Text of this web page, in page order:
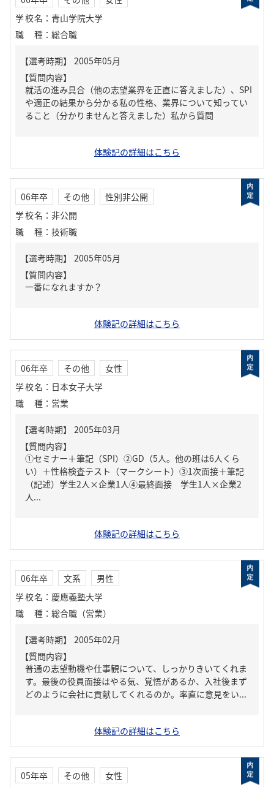
学校名 ： 青山学院大学
職種 ： 総合職
【質問内容】
就活の進み具合（他の志望業界を正直に答えました）、SPI
や適正の結果から分かる私の性格、業界について知ってい
ること（分かりませんと答えました）私から質問
体験記の詳細はこちら
06年卒 その他
性別非公開
学校名 ： 非公開
職種 ： 技術職
【質問内容】
一番になれますか？
体験記の詳細はこちら
06年卒 その他
女性
学校名 ： 日本女子大学
職種 ： 営業
【質問内容】
①セミナー＋筆記（SPI）②GD（5人。他の班は6人くら
い）＋性格検査テスト（マークシート）③1次面接＋筆記
（記述）学生2人×企業1人④最終面接 学生1人×企業2
人...
体験記の詳細はこちら
06年卒 文系
男性
学校名 ： 慶應義塾大学
職種 ： 総合職（営業）
【質問内容】
普通の志望動機や仕事観について、しっかりきいてくれま
す。最後の役員面接はやる気、覚悟があるか、入社後まず
どのように会社に貢献してくれるのか。率直に意見をい...
体験記の詳細はこちら
05年卒 その他
女性